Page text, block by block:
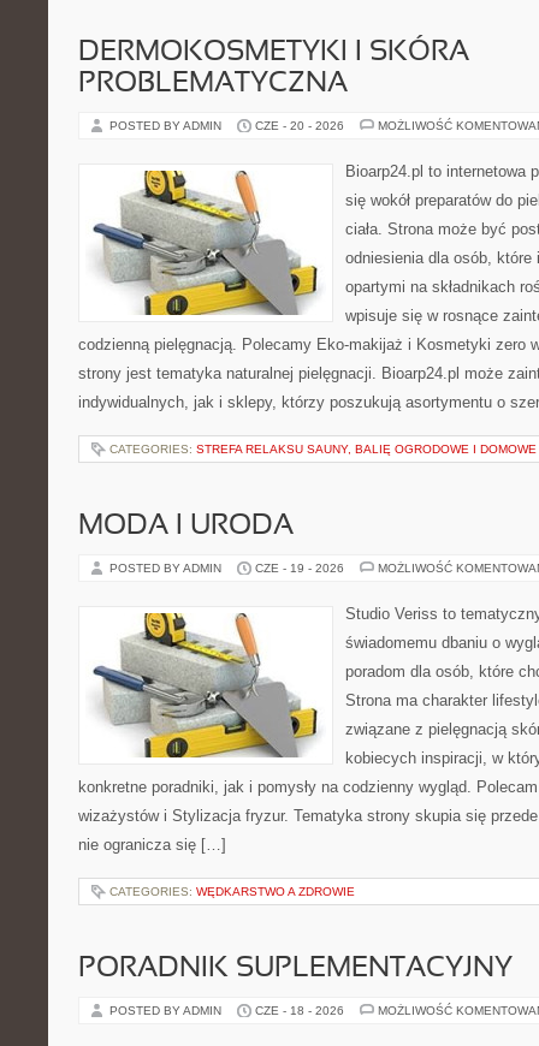
DERMOKOSMETYKI I SKÓRA
PROBLEMATYCZNA
POSTED BY ADMIN CZE - 20 - 2026 MOŻLIWOŚĆ
Bioarp24.pl to internetowa
się wokół preparatów do
ciała. Strona może być
odniesienia dla osób,
opartymi na składnikach
wpisuje się w rosnące
codzienną pielęgnacją. Polecamy Eko-makijaż i Kosmetyki zero
strony jest tematyka naturalnej pielęgnacji. Bioarp24.pl może
indywidualnych, jak i sklepy, którzy poszukują asortymentu o
CATEGORIES: STREFA RELAKSU SAUNY, BALIĘ OGRODOWE I DOMOWE
MODA I URODA
POSTED BY ADMIN CZE - 19 - 2026 MOŻLIWOŚĆ
Studio Veriss to
świadomemu dbaniu o
poradom dla osób, które
Strona ma charakter
związane z pielęgnacją
kobiecych inspiracji, w
konkretne poradniki, jak i pomysły na codzienny wygląd.
wizażystów i Stylizacja fryzur. Tematyka strony skupia się
nie ogranicza się […]
CATEGORIES: WĘDKARSTWO A ZDROWIE
PORADNIK SUPLEMENTACYJNY
POSTED BY ADMIN CZE - 18 - 2026 MOŻLIWOŚĆ